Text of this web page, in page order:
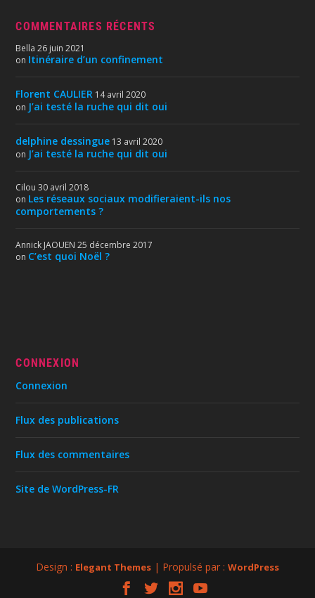
COMMENTAIRES RÉCENTS
Bella 26 juin 2021
on Itinéraire d’un confinement
Florent CAULIER 14 avril 2020
on J’ai testé la ruche qui dit oui
delphine dessingue 13 avril 2020
on J’ai testé la ruche qui dit oui
Cilou 30 avril 2018
on Les réseaux sociaux modifieraient-ils nos
comportements ?
Annick JAOUEN 25 décembre 2017
on C’est quoi Noël ?
CONNEXION
Connexion
Flux des publications
Flux des commentaires
Site de WordPress-FR
Design : Elegant Themes | Propulsé par : WordPress